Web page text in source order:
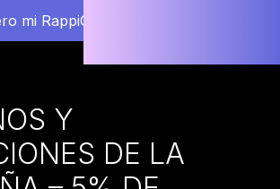
mi RappiCard
Y
DE LA